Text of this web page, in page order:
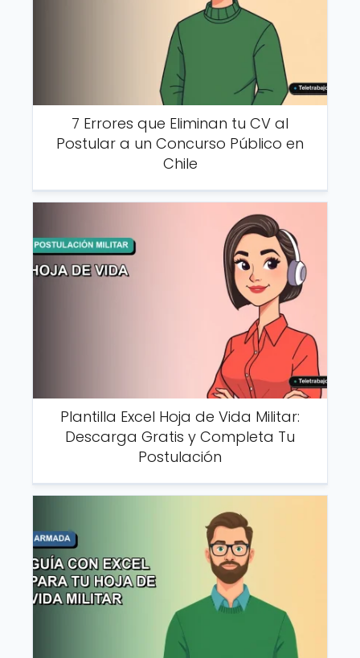
7 Errores que Eliminan tu CV al
Postular a un Concurso Público en
Chile
Plantilla Excel Hoja de Vida Militar:
Descarga Gratis y Completa Tu
Postulación